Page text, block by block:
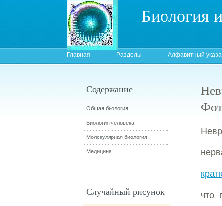
Биология
Главная Разделы Алфавитный
что
Содержание
Общая биология
Биология человека
Молекулярная биология
Медицина
Случайный рисунок